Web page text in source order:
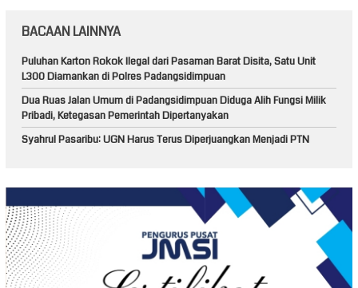
BACAAN LAINNYA
Puluhan Karton Rokok Ilegal dari Pasaman Barat Disita, Satu Unit
L300 Diamankan di Polres Padangsidimpuan
Dua Ruas Jalan Umum di Padangsidimpuan Diduga Alih Fungsi Milik
Pribadi, Ketegasan Pemerintah Dipertanyakan
Syahrul Pasaribu: UGN Harus Terus Diperjuangkan Menjadi PTN